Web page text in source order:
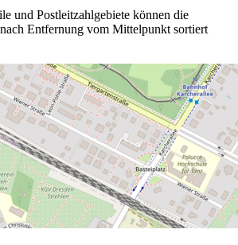
und Postleitzahlgebiete können die
Entfernung vom Mittelpunkt sortiert